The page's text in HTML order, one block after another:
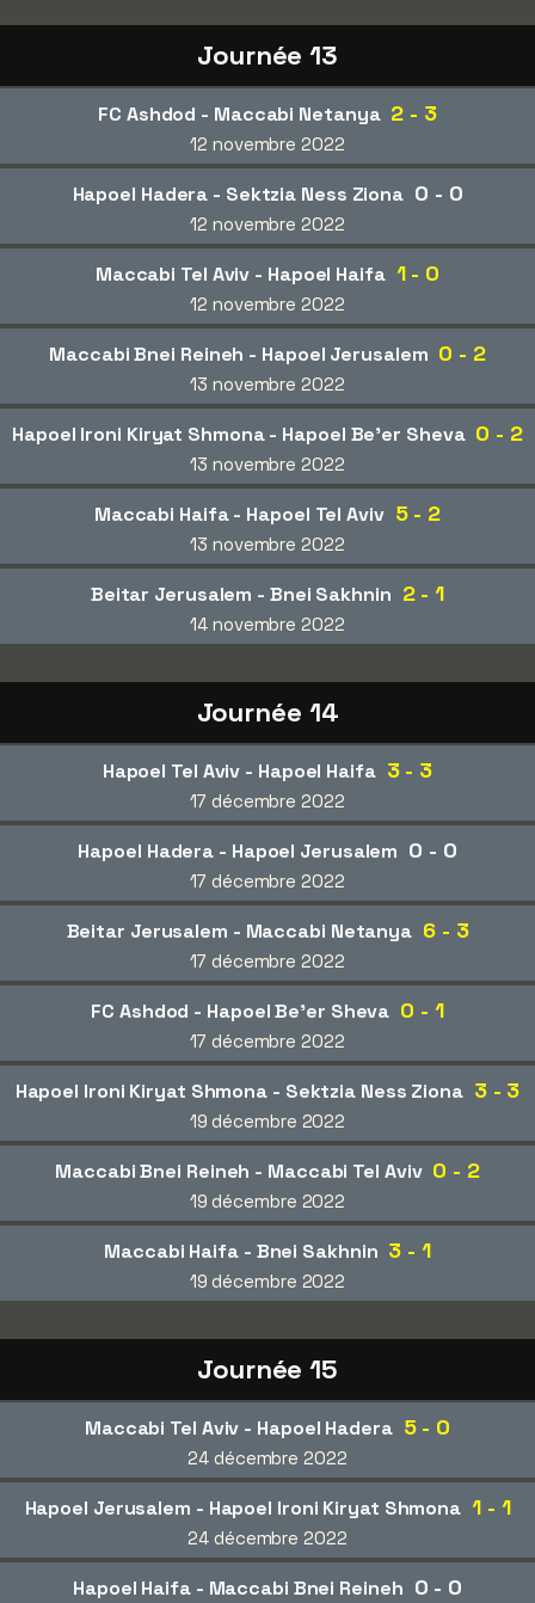
Journée 13
FC Ashdod - Maccabi Netanya 2 - 3
12 novembre 2022
Hapoel Hadera - Sektzia Ness Ziona 0 - 0
12 novembre 2022
Maccabi Tel Aviv - Hapoel Haifa 1 - 0
12 novembre 2022
Maccabi Bnei Reineh - Hapoel Jerusalem 0 - 2
13 novembre 2022
Hapoel Ironi Kiryat Shmona - Hapoel Be'er Sheva 0 - 2
13 novembre 2022
Maccabi Haifa - Hapoel Tel Aviv 5 - 2
13 novembre 2022
Beitar Jerusalem - Bnei Sakhnin 2 - 1
14 novembre 2022
Journée 14
Hapoel Tel Aviv - Hapoel Haifa 3 - 3
17 décembre 2022
Hapoel Hadera - Hapoel Jerusalem 0 - 0
17 décembre 2022
Beitar Jerusalem - Maccabi Netanya 6 - 3
17 décembre 2022
FC Ashdod - Hapoel Be'er Sheva 0 - 1
17 décembre 2022
Hapoel Ironi Kiryat Shmona - Sektzia Ness Ziona 3 - 3
19 décembre 2022
Maccabi Bnei Reineh - Maccabi Tel Aviv 0 - 2
19 décembre 2022
Maccabi Haifa - Bnei Sakhnin 3 - 1
19 décembre 2022
Journée 15
Maccabi Tel Aviv - Hapoel Hadera 5 - 0
24 décembre 2022
Hapoel Jerusalem - Hapoel Ironi Kiryat Shmona 1 - 1
24 décembre 2022
Hapoel Haifa - Maccabi Bnei Reineh 0 - 0